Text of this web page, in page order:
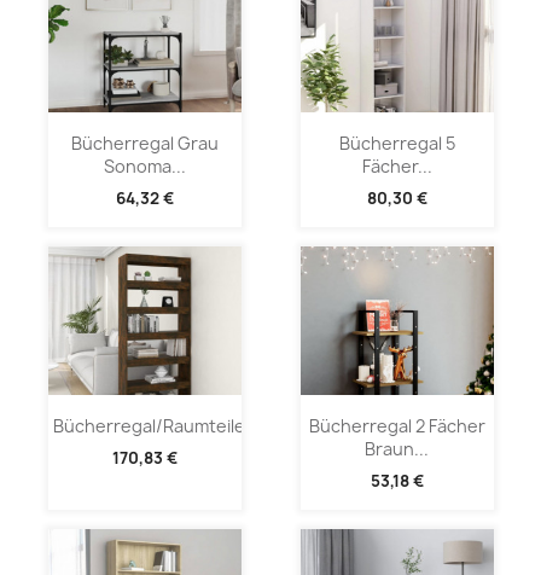
Bücherregal Grau
Sonoma...
64,32 €
Bücherregal 5
Fächer...
80,30 €
Bücherregal/Raumteiler...
170,83 €
Bücherregal 2 Fächer
Braun...
53,18 €